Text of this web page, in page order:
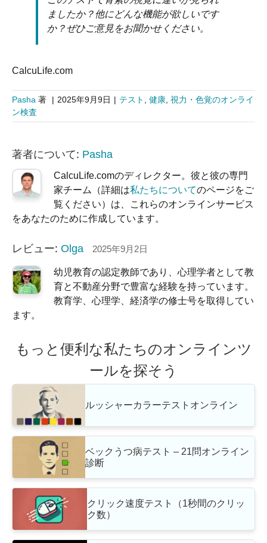
ましたか？他にどんな機能が欲しいです
か？ぜひご意見をお聞かせください。
CalcuLife.com
Pasha 著 | 2025年9月9日 | テスト , 健康, 視力・色覚のオンライ
ン検査
著者について: Pasha
CalcuLife.comのディレクター。彼と彼の専門
家チーム（詳細は私たちについてのページをご
覧ください）は、これらのオンラインサービス
をあなたのために作成しています。
レビュー: Olga 2025年9月2日
幼児教育の認定教師であり、心理学者として教
育と不動産分野で豊富な経験を持っています。
教育学、心理学、経済学の修士号を取得してい
ます。
もっと便利な私たちのオンラインツ
ールを探そう
ルッシャーカラーテストオンライン
ベックうつ病テスト – 21問オンライン
診断
クリック速度テスト（1秒間のクリッ
ク数）